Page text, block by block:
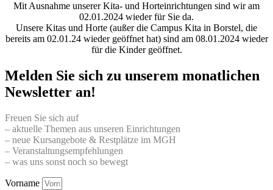
Mit Ausnahme unserer Kita- und Horteinrichtungen sind wir am
02.01.2024 wieder für Sie da.
Unsere Kitas und Horte (außer die Campus Kita in Borstel, die
bereits am 02.01.24 wieder geöffnet hat) sind am 08.01.2024 wieder
für die Kinder geöffnet.
Melden Sie sich zu unserem monatlichen
Newsletter an!
Freuen Sie sich auf
– aktuelle Themen aus unseren Einrichtungen
– neue Kursangebote & Restplätze im MGH
– Veranstaltungsempfehlungen
– was uns sonst noch so bewegt
Vorname